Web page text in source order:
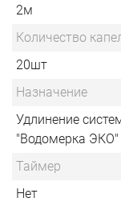
2м
Количество
20шт
Назначение
Удлинение
"Водомерка ЭКО"
Таймер
Нет